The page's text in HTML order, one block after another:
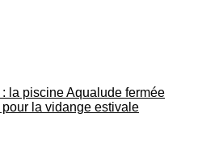
la piscine Aqualude fermée
pour la vidange estivale